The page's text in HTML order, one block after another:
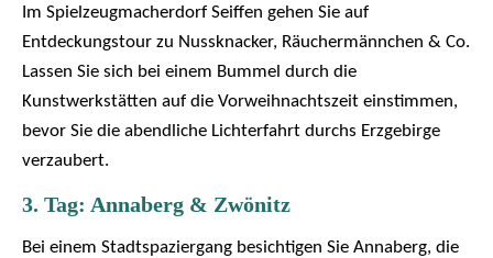
Im Spielzeugmacherdorf Seiffen gehen Sie auf
Entdeckungstour zu Nussknacker, Räuchermännchen & Co.
Lassen Sie sich bei einem Bummel durch die
Kunstwerkstätten auf die Vorweihnachtszeit einstimmen,
bevor Sie die abendliche Lichterfahrt durchs Erzgebirge
verzaubert.
3. Tag: Annaberg & Zwönitz
Bei einem Stadtspaziergang besichtigen Sie Annaberg, die